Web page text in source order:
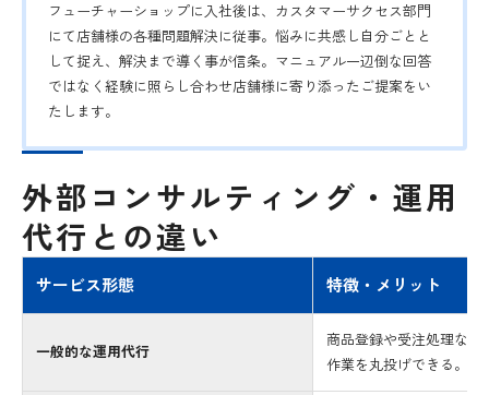
フューチャーショップに入社後は、カスタマーサクセス部門
にて店舗様の各種問題解決に従事。悩みに共感し自分ごとと
して捉え、解決まで導く事が信条。マニュアル一辺倒な回答
ではなく経験に照らし合わせ店舗様に寄り添ったご提案をい
たします。
外部コンサルティング・運用
代行との違い
サービス形態 特徴・メリット
一般的な運用代行
商品登録や受注処理など
作業を丸投げできる。